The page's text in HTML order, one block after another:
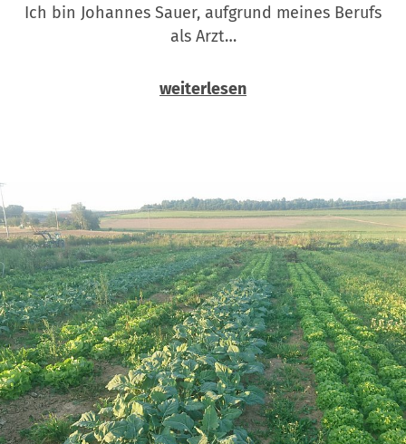
Ich bin Johannes Sauer, aufgrund meines Berufs
als Arzt…
weiterlesen